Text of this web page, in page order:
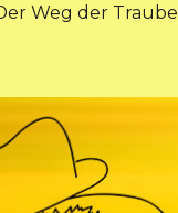
Weg der Traube